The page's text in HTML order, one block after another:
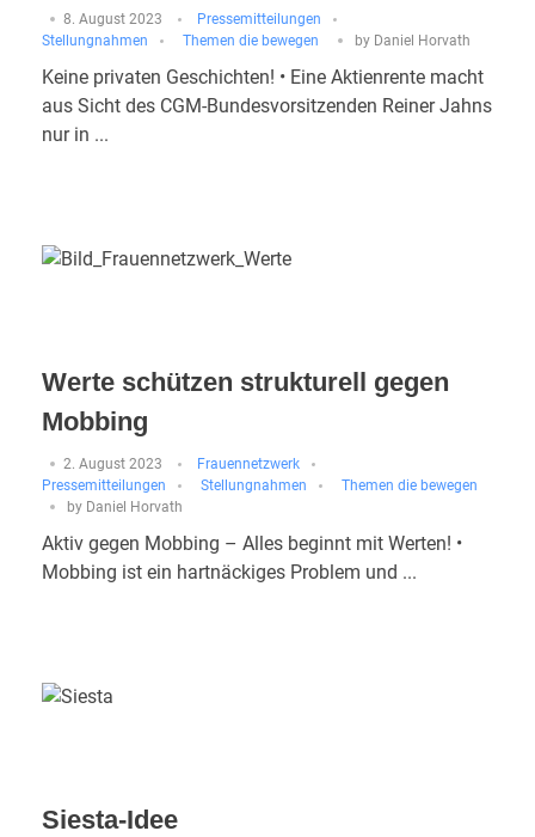
8. August 2023
Pressemitteilungen
Stellungnahmen
Themen die bewegen by Daniel Horvath
Keine privaten Geschichten! • Eine Aktienrente macht
aus Sicht des CGM-Bundesvorsitzenden Reiner Jahns
nur in ...
Werte schützen strukturell gegen
Mobbing
2. August 2023
Frauennetzwerk
Pressemitteilungen
Stellungnahmen
Themen die bewegen
by Daniel Horvath
Aktiv gegen Mobbing – Alles beginnt mit Werten! •
Mobbing ist ein hartnäckiges Problem und ...
Siesta-Idee